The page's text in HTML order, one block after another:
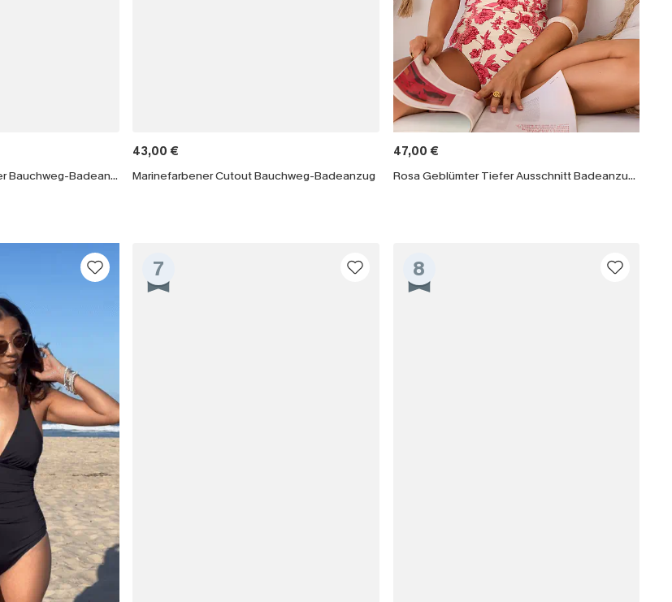
Roter Überkreuzte Träger Bauchweg-Badeanzug
43,00 €
Marinefarbener Cutout Bauchweg-Badeanzug
47,00 €
Rosa Geblümter Tiefer Ausschnitt Badeanzug mit Blumenmuster
7 8